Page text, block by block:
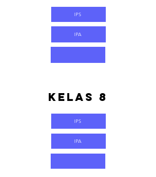
IPS
IPA
Kelas 8
IPS
IPA